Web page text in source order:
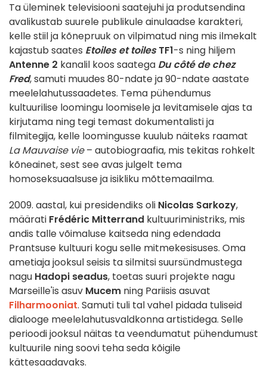
Ta üleminek televisiooni saatejuhi ja produtsendina
avalikustab suurele publikule ainulaadse karakteri,
kelle stiil ja kõnepruuk on vilpimatud ning mis ilmekalt
kajastub saates Etoiles et toiles TF1-s ning hiljem
Antenne 2 kanalil koos saatega Du côté de chez
Fred, samuti muudes 80-ndate ja 90-ndate aastate
meelelahutussaadetes. Tema pühendumus
kultuurilise loomingu loomisele ja levitamisele ajas ta
kirjutama ning tegi temast dokumentalisti ja
filmitegija, kelle loomingusse kuulub näiteks raamat
La Mauvaise vie– autobiograafia, mis tekitas rohkelt
kõneainet, sest see avas julgelt tema
homoseksuaalsuse ja isikliku mõttemaailma.
2009. aastal, kui presidendiks oli Nicolas Sarkozy,
määrati Frédéric Mitterrand kultuuriministriks, mis
andis talle võimaluse kaitseda ning edendada
Prantsuse kultuuri kogu selle mitmekesisuses. Oma
ametiaja jooksul seisis ta silmitsi suursündmustega
nagu Hadopi seadus, toetas suuri projekte nagu
Marseille'is asuv Mucem ning Pariisis asuvat
Filharmooniat. Samuti tuli tal vahel pidada tuliseid
dialooge meelelahutusvaldkonna artistidega. Selle
perioodi jooksul näitas ta veendumatut pühendumust
kultuurile ning soovi teha seda kõigile
kättesaadavaks.